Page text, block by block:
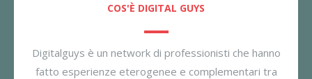
COS'È DIGITAL GUYS
Digitalguys è un network di professionisti che hanno
fatto esperienze eterogenee e complementari tra